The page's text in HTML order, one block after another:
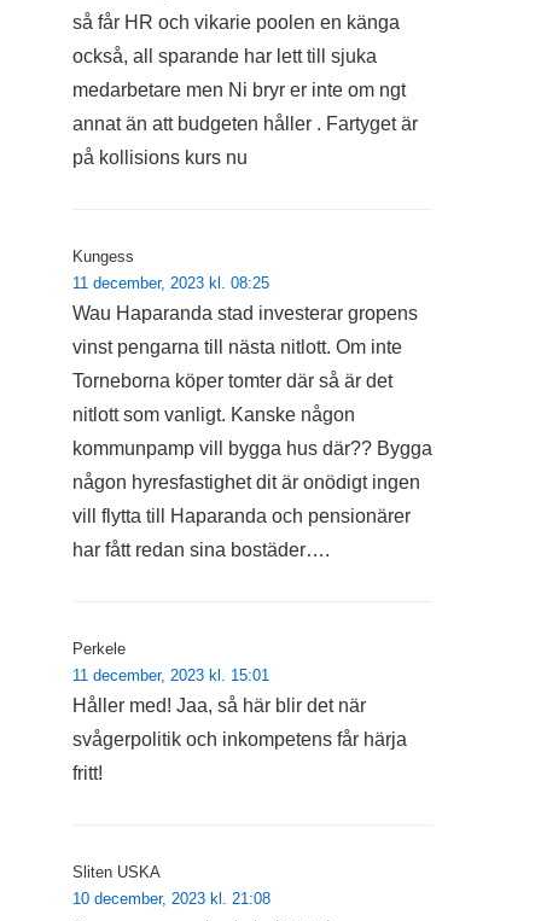
så får HR och vikarie poolen en känga
också, all sparande har lett till sjuka
medarbetare men Ni bryr er inte om ngt
annat än att budgeten håller . Fartyget är
på kollisions kurs nu
Kungess
11 december, 2023 kl. 08:25
Wau Haparanda stad investerar gropens
vinst pengarna till nästa nitlott. Om inte
Torneborna köper tomter där så är det
nitlott som vanligt. Kanske någon
kommunpamp vill bygga hus där?? Bygga
någon hyresfastighet dit är onödigt ingen
vill flytta till Haparanda och pensionärer
har fått redan sina bostäder….
Perkele
11 december, 2023 kl. 15:01
Håller med! Jaa, så här blir det när
svågerpolitik och inkompetens får härja
fritt!
Sliten USKA
10 december, 2023 kl. 21:08